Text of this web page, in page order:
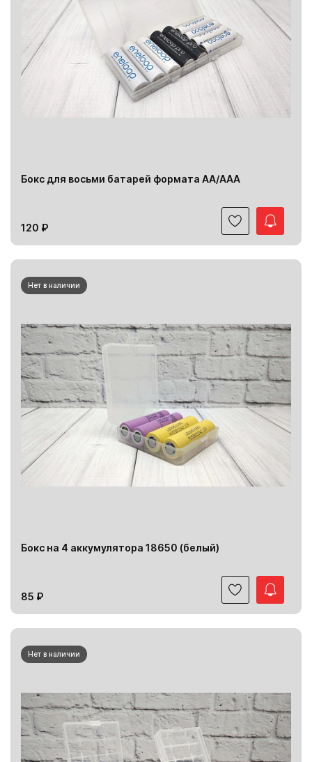
Бокс для восьми батарей формата АА/ААА
120 ₽
Нет в наличии
Бокс на 4 аккумулятора 18650 (белый)
85 ₽
Нет в наличии